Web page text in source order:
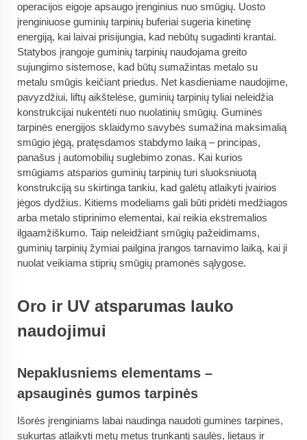
operacijos eigoje apsaugo įrenginius nuo smūgių. Uosto
įrenginiuose guminių tarpinių buferiai sugeria kinetinę
energiją, kai laivai prisijungia, kad nebūtų sugadinti krantai.
Statybos įrangoje guminių tarpinių naudojama greito
sujungimo sistemose, kad būtų sumažintas metalo su
metalu smūgis keičiant priedus. Net kasdieniame naudojime,
pavyzdžiui, liftų aikštelėse, guminių tarpinių tyliai neleidžia
konstrukcijai nukentėti nuo nuolatinių smūgių. Guminės
tarpinės energijos sklaidymo savybės sumažina maksimalią
smūgio jėgą, pratęsdamos stabdymo laiką – principas,
panašus į automobilių suglebimo zonas. Kai kurios
smūgiams atsparios guminių tarpinių turi sluoksniuotą
konstrukciją su skirtinga tankiu, kad galėtų atlaikyti įvairios
jėgos dydžius. Kitiems modeliams gali būti pridėti medžiagos
arba metalo stiprinimo elementai, kai reikia ekstremalios
ilgaamžiškumo. Taip neleidžiant smūgių pažeidimams,
guminių tarpinių žymiai pailgina įrangos tarnavimo laiką, kai ji
nuolat veikiama stiprių smūgių pramonės sąlygose.
Oro ir UV atsparumas lauko
naudojimui
Nepaklusniems elementams –
apsauginės gumos tarpinės
Išorės įrenginiams labai naudinga naudoti gumines tarpines,
sukurtas atlaikyti metų metus trunkantį saulės, lietaus ir